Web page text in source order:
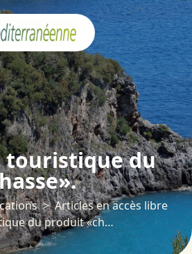
touristique du
Articles en accès libre
La gestion touristique du produit «chasse».
cookies